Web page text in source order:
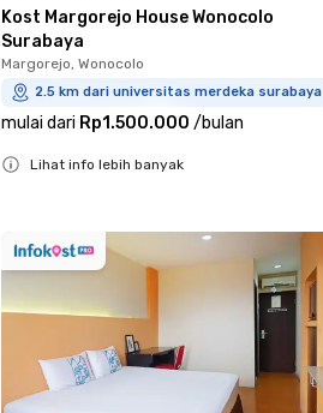
Kost Margorejo House Wonocolo
Surabaya
Margorejo, Wonocolo
2.5 km dari universitas merdeka surabaya
mulai dari Rp1.500.000 /bulan
Lihat info lebih banyak